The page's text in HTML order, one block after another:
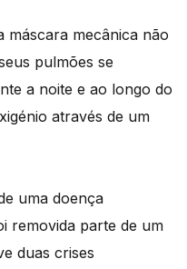
máscara mecânica não
pulmões se
a noite e ao longo do
através de um
uma doença
removida parte de um
duas crises